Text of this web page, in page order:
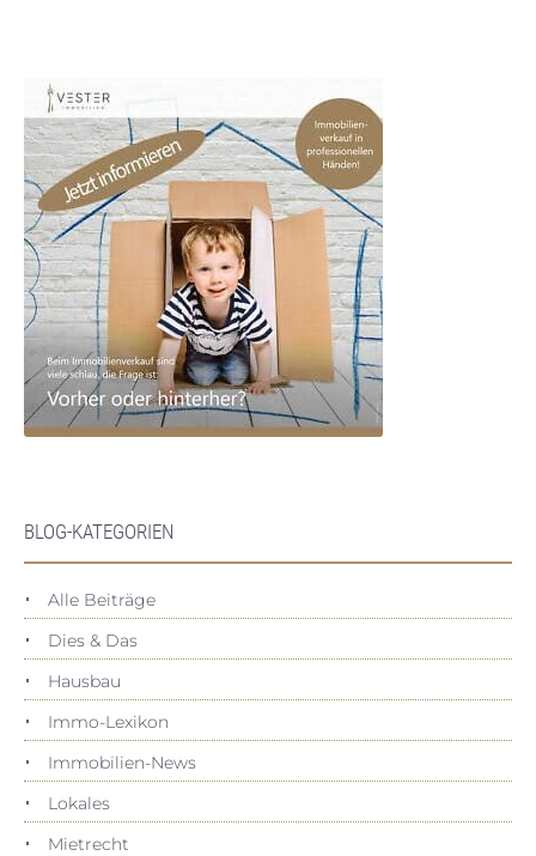
BLOG-KATEGORIEN
Alle Beiträge
Dies & Das
Hausbau
Immo-Lexikon
Immobilien-News
Lokales
Mietrecht